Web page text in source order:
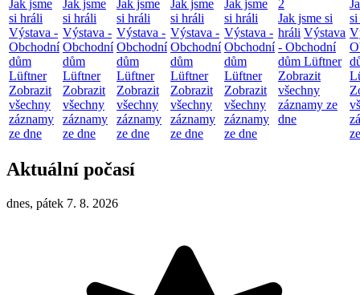
Jak jsme
si hráli
Výstava -
Obchodní
dům
Lüftner
Zobrazit
všechny
záznamy
ze dne
Jak jsme
si hráli
Výstava -
Obchodní
dům
Lüftner
Zobrazit
všechny
záznamy
ze dne
Jak jsme
si hráli
Výstava -
Obchodní
dům
Lüftner
Zobrazit
všechny
záznamy
ze dne
Jak jsme
si hráli
Výstava -
Obchodní
dům
Lüftner
Zobrazit
všechny
záznamy
ze dne
Jak jsme
si hráli
Výstava -
Obchodní
dům
Lüftner
Zobrazit
všechny
záznamy
ze dne
2
Jak jsme si
hráli Výstava
- Obchodní
dům Lüftner
Zobrazit
všechny
záznamy ze
dne
Aktuální počasí
dnes, pátek 7. 8. 2026